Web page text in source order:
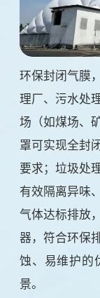
环保封闭气膜
理厂、污水处
场（如煤场、
罩可实现全封
要求；垃圾处
有效隔离异味
气体达标排放
器，符合环保
蚀、易维护的
景。